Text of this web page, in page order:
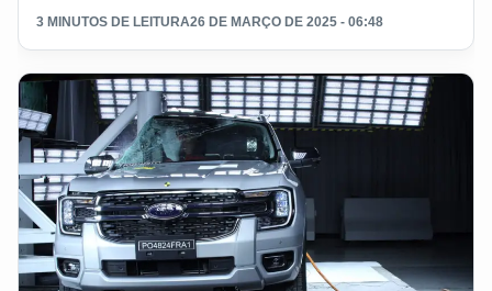
3 MINUTOS DE LEITURA26 DE MARÇO DE 2025 - 06:48